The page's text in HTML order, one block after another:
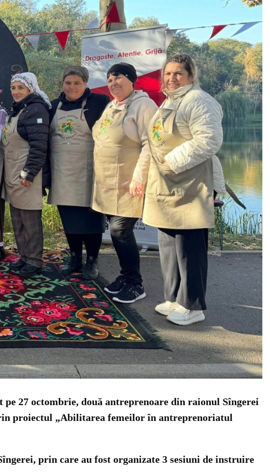
27 octombrie, două antreprenoare din raionul Sîngerei
proiectul „Abilitarea femeilor în antreprenoriatul
prin care au fost organizate 3 sesiuni de instruire